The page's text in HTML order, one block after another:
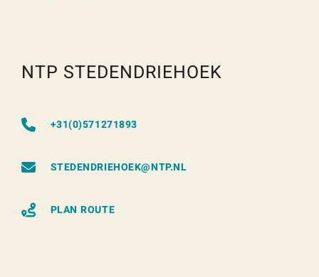
NTP STEDENDRIEHOEK
+31(0)571271893
STEDENDRIEHOEK@NTP.NL
PLAN ROUTE